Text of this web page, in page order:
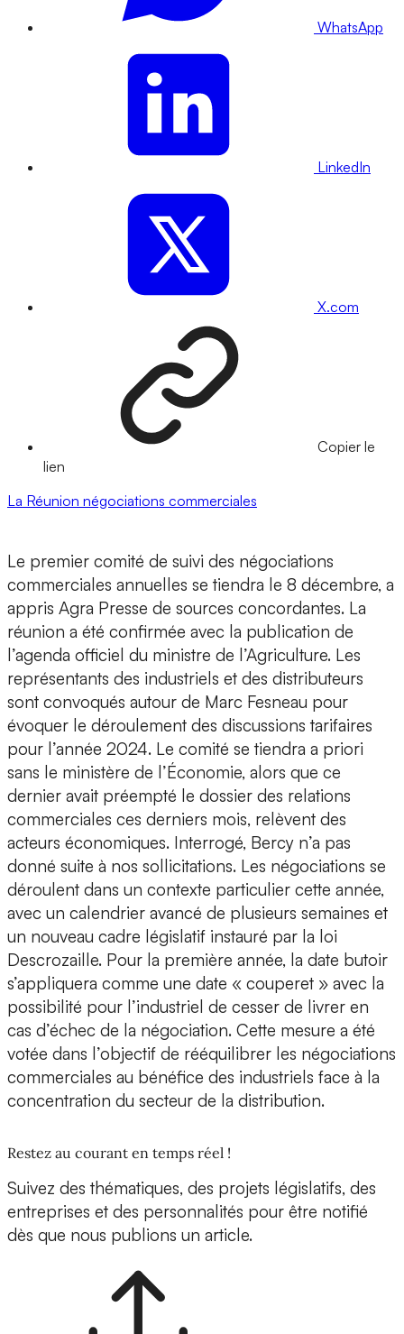
WhatsApp
LinkedIn
X.com
Copier le
lien
La Réunion négociations commerciales
Le premier comité de suivi des négociations
commerciales annuelles se tiendra le 8 décembre, a
appris Agra Presse de sources concordantes. La
réunion a été confirmée avec la publication de
l’agenda officiel du ministre de l’Agriculture. Les
représentants des industriels et des distributeurs
sont convoqués autour de Marc Fesneau pour
évoquer le déroulement des discussions tarifaires
pour l’année 2024. Le comité se tiendra a priori
sans le ministère de l’Économie, alors que ce
dernier avait préempté le dossier des relations
commerciales ces derniers mois, relèvent des
acteurs économiques. Interrogé, Bercy n’a pas
donné suite à nos sollicitations. Les négociations se
déroulent dans un contexte particulier cette année,
avec un calendrier avancé de plusieurs semaines et
un nouveau cadre législatif instauré par la loi
Descrozaille. Pour la première année, la date butoir
s’appliquera comme une date « couperet » avec la
possibilité pour l’industriel de cesser de livrer en
cas d’échec de la négociation. Cette mesure a été
votée dans l’objectif de rééquilibrer les négociations
commerciales au bénéfice des industriels face à la
concentration du secteur de la distribution.
Restez au courant en temps réel !
Suivez des thématiques, des projets législatifs, des
entreprises et des personnalités pour être notifié
dès que nous publions un article.